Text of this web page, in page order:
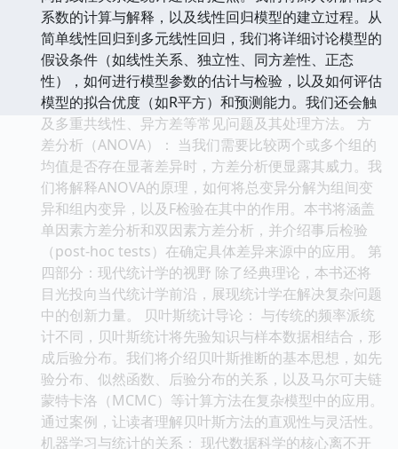
系数的计算与解释，以及线性回归模型的建立过程。从
简单线性回归到多元线性回归，我们将详细讨论模型的
假设条件（如线性关系、独立性、同方差性、正态
性），如何进行模型参数的估计与检验，以及如何评估
模型的拟合优度（如R平方）和预测能力。我们还会触
及多重共线性、异方差等常见问题及其处理方法。 方
差分析（ANOVA）： 当我们需要比较两个或多个组的
均值是否存在显著差异时，方差分析便显露其威力。我
们将解释ANOVA的原理，如何将总变异分解为组间变
异和组内变异，以及F检验在其中的作用。本书将涵盖
单因素方差分析和双因素方差分析，并介绍事后检验
（post-hoc tests）在确定具体差异来源中的应用。 第
四部分：现代统计学的视野 除了经典理论，本书还将
目光投向当代统计学前沿，展现统计学在解决复杂问题
中的创新力量。 贝叶斯统计导论： 与传统的频率派统
计不同，贝叶斯统计将先验知识与样本数据相结合，形
成后验分布。我们将介绍贝叶斯推断的基本思想，如先
验分布、似然函数、后验分布的关系，以及马尔可夫链
蒙特卡洛（MCMC）等计算方法在复杂模型中的应用。
通过案例，让读者理解贝叶斯方法的直观性与灵活性。
机器学习与统计的关系： 现代数据科学的核心离不开